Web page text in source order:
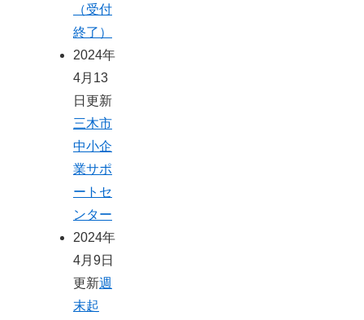
（受付
終了）
2024年
4月13
日更新
三木市
中小企
業サポ
ートセ
ンター
2024年
4月9日
更新週
末起